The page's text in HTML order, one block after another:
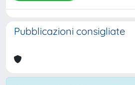
Pubblicazioni consigliate